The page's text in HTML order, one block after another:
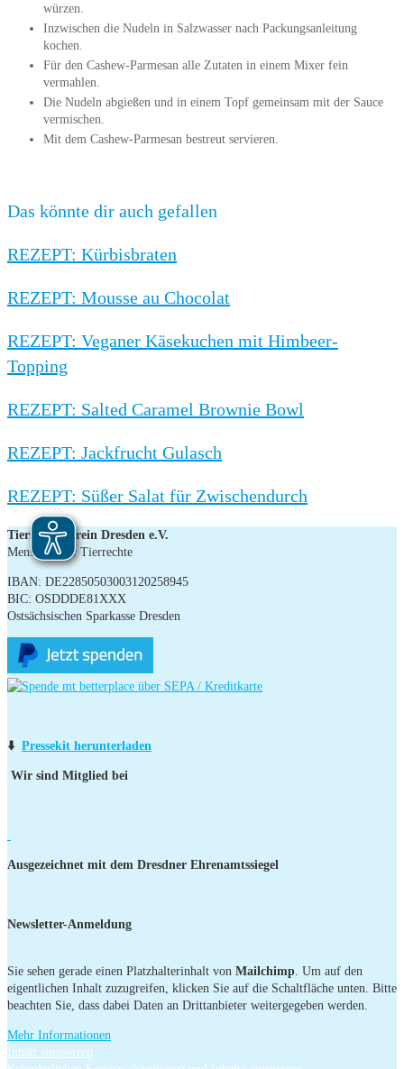
würzen.
Inzwischen die Nudeln in Salzwasser nach Packungsanleitung
kochen.
Für den Cashew-Parmesan alle Zutaten in einem Mixer fein
vermahlen.
Die Nudeln abgießen und in einem Topf gemeinsam mit der Sauce
vermischen.
Mit dem Cashew-Parmesan bestreut servieren.
Das könnte dir auch gefallen
REZEPT: Kürbisbraten
REZEPT: Mousse au Chocolat
REZEPT: Veganer Käsekuchen mit Himbeer-
Topping
REZEPT: Salted Caramel Brownie Bowl
REZEPT: Jackfrucht Gulasch
REZEPT: Süßer Salat für Zwischendurch
Tierschutzverein Dresden e.V.
Menschen für Tierrechte
IBAN: DE22850503003120258945
BIC: OSDDDE81XXX
Ostsächsischen Sparkasse Dresden
⬇️ Pressekit herunterladen
Wir sind Mitglied bei
Ausgezeichnet mit dem Dresdner Ehrenamtssiegel
Newsletter-Anmeldung
Sie sehen gerade einen Platzhalterinhalt von Mailchimp . Um auf den
eigentlichen Inhalt zuzugreifen, klicken Sie auf die Schaltfläche unten. Bitte
beachten Sie, dass dabei Daten an Drittanbieter weitergegeben werden.
Mehr Informationen
Inhalt entsperren